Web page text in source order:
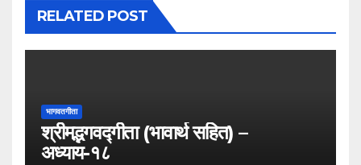
RELATED POST
भागवतगीता
श्रीमद्भगवद्गीता (भावार्थ सहित) –
अध्याय-१८